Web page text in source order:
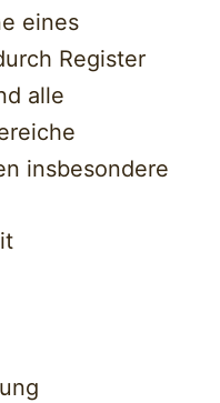
eines
Register
alle
insbesondere